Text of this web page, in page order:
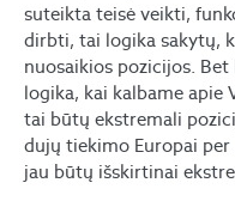
suteikta teisė veikti,
dirbti, tai logika sakytų,
nuosaikios pozicijos.
logika, kai kalbame apie
tai būtų ekstremali
dujų tiekimo Europai per
jau būtų išskirtinai